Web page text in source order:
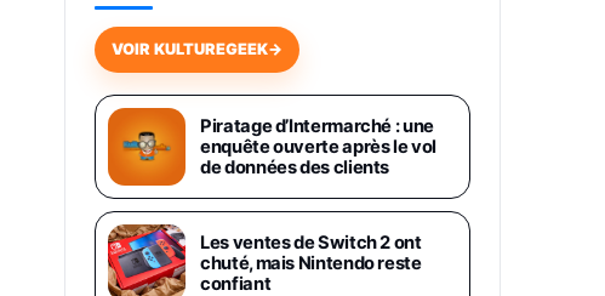
Smartphone Android 5G avec
Galaxy AI, 512 Go, Chargeur
Secteur Rapide 25W Inclus,
Smartphone déverrouillé, Noir,
Version FR
1019€1399€Fnac (Vendeur Tiers)
Galaxy S26 Ultra 512 Go Bleu
1019€ 1399€ Fnac (Vendeur Tiers)
VOIR KULTUREGEEK→
Piratage d’Intermarché : une
enquête ouverte après le vol
de données des clients
Les ventes de Switch 2 ont
chuté, mais Nintendo reste
confiant